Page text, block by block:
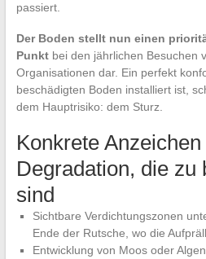
passiert.
Der Boden stellt nun einen
Punktbei den jährlichen Besuchen
Organisationen dar. Ein perfekt
beschädigten Boden installiert ist,
dem Hauptrisiko: dem Sturz.
Konkrete Anzeichen
Degradation, die zu
sind
Sichtbare Verdichtungszonen
Ende der Rutsche, wo die
Entwicklung von Moos oder